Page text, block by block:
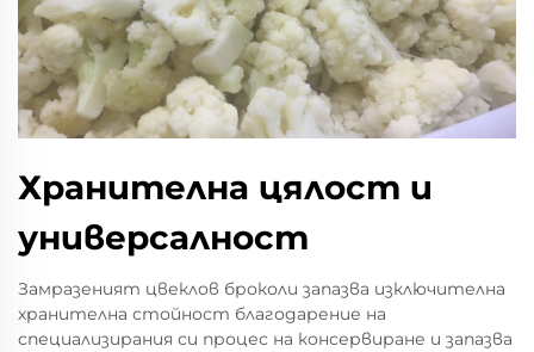
Хранителна цялост и
универсалност
Замразеният цвеклов броколи запазва изключителна
хранителна стойност благодарение на
специализирания си процес на консервиране и запазва